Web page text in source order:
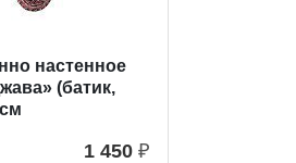
настенное
(батик,
1 450 ₽